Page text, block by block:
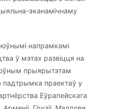
эканамічнаму
напрамкамі
ў мэтах развіцця на
прыярытэтам
падтрымка праектаў у
Еўрапейскага